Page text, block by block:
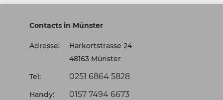
Contacts in Münster
Adresse:
Harkortstrasse 24
48163 Münster
Tel:
0251 6864 5828
Handy: 0157 7494 6673